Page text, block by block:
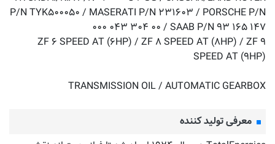
P/N TYK۵۰۰۰۵۰ / MASERATI P/N ۲۳۱۶۰۳ / PORSCHE P/N
۰۰۰ ۰۴۳ ۳۰۴ ۰۰ / SAAB P/N ۹۳ ۱۶۵ ۱۴۷
ZF ۶ SPEED AT (۶HP) / ZF ۸ SPEED AT (۸HP) / ZF ۹
SPEED AT (۹HP)
TRANSMISSION OIL / AUTOMATIC GEARBOX
معرفی تولید کننده